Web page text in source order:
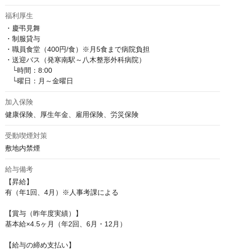
福利厚生
・慶弔見舞
・制服貸与
・職員食堂（400円/食）※月5食まで病院負担
・送迎バス（発寒南駅～八木整形外科病院）
└時間：8:00
└曜日：月～金曜日
加入保険
健康保険、厚生年金、雇用保険、労災保険
受動喫煙対策
敷地内禁煙
給与備考
【昇給】
有（年1回、4月）※人事考課による
【賞与（昨年度実績）】
基本給×4.5ヶ月（年2回、6月・12月）
【給与の締め支払い】